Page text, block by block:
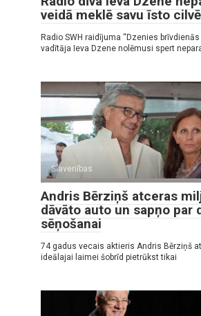
veidā meklē savu īsto
Radio SWH raidījuma “Dzenies brīvdienās
vadītāja Ieva Dzene nolēmusi spert
Slavenības
Andris Bērziņš atceras
dāvāto auto un sapņo par
sēņošanai
74 gadus vecais aktieris Andris Bērziņš
ideālajai laimei šobrīd pietrūkst tikai